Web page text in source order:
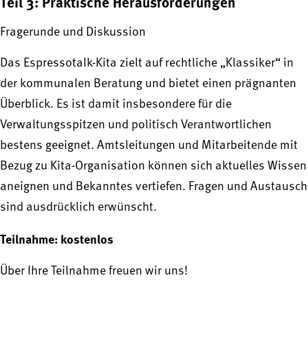
Fragerunde und Diskussion
Das Espressotalk-Kita zielt auf rechtliche „Klassiker“ in
der kommunalen Beratung und bietet einen prägnanten
Überblick. Es ist damit insbesondere für die
Verwaltungsspitzen und politisch Verantwortlichen
bestens geeignet. Amtsleitungen und Mitarbeitende mit
Bezug zu Kita-Organisation können sich aktuelles Wissen
aneignen und Bekanntes vertiefen. Fragen und Austausch
sind ausdrücklich erwünscht.
Teilnahme: kostenlos
Über Ihre Teilnahme freuen wir uns!